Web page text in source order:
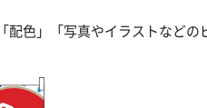
配色」「写真やイラストなどの